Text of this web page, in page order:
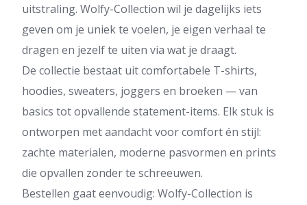
uitstraling. Wolfy-Collection wil je dagelijks iets
geven om je uniek te voelen, je eigen verhaal te
dragen en jezelf te uiten via wat je draagt.
De collectie bestaat uit comfortabele T-shirts,
hoodies, sweaters, joggers en broeken — van
basics tot opvallende statement-items. Elk stuk is
ontworpen met aandacht voor comfort én stijl:
zachte materialen, moderne pasvormen en prints
die opvallen zonder te schreeuwen.
Bestellen gaat eenvoudig: Wolfy-Collection is